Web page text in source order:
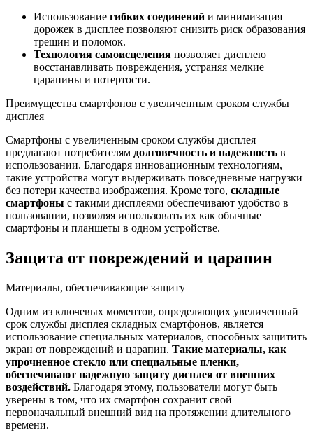
Использование гибких соединений и минимизация
дорожек в дисплее позволяют снизить риск образования
трещин и поломок.
Технология самоисцеления позволяет дисплею
восстанавливать повреждения, устраняя мелкие
царапины и потертости.
Преимущества смартфонов с увеличенным сроком службы
дисплея
Смартфоны с увеличенным сроком службы дисплея
предлагают потребителям долговечность и надежность в
использовании. Благодаря инновационным технологиям,
такие устройства могут выдерживать повседневные нагрузки
без потери качества изображения. Кроме того, складные
смартфоны с такими дисплеями обеспечивают удобство в
пользовании, позволяя использовать их как обычные
смартфоны и планшеты в одном устройстве.
Защита от повреждений и царапин
Материалы, обеспечивающие защиту
Одним из ключевых моментов, определяющих увеличенный
срок службы дисплея складных смартфонов, является
использование специальных материалов, способных защитить
экран от повреждений и царапин. Такие материалы, как
упрочненное стекло или специальные пленки,
обеспечивают надежную защиту дисплея от внешних
воздействий. Благодаря этому, пользователи могут быть
уверены в том, что их смартфон сохранит свой
первоначальный внешний вид на протяжении длительного
времени.